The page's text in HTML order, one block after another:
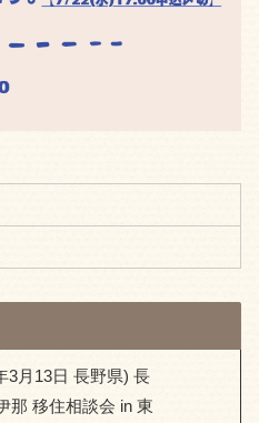
3月13日 長野県) 長
那 移住相談会 in 東